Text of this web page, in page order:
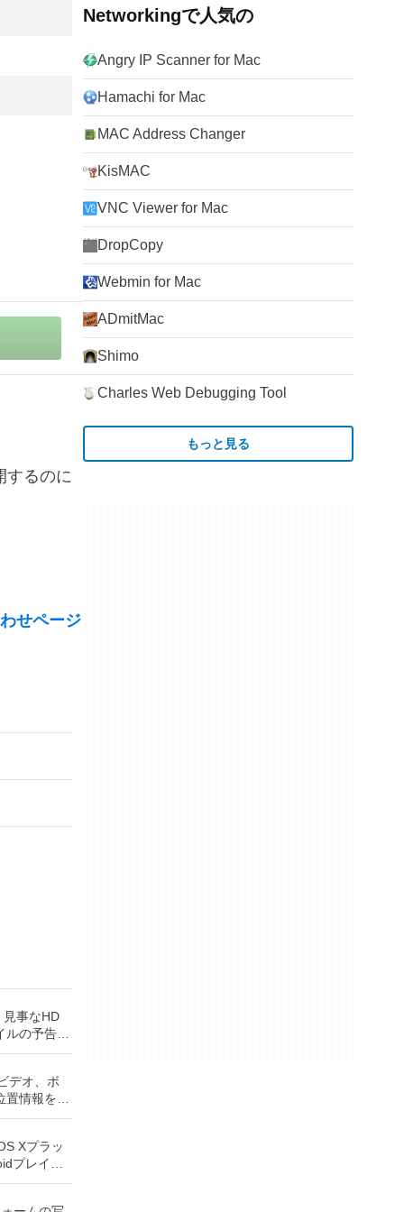
するのに
せページ
事なHD
の予告編
ブラリを参
イスから
整、再配
りDVDに書
ントをソ
トルのフ
るタイムラ
クリック
デオ、ボ
情報を友
は、ユ
ザーとや
1つで
人、ブラ
Xプラッ
プレイ体
Androidエ
Networkingで人気の
Angry IP Scanner for Mac
Hamachi for Mac
MAC Address Changer
KisMAC
VNC Viewer for Mac
DropCopy
Webmin for Mac
ADmitMac
Shimo
Charles Web Debugging Tool
もっと見る